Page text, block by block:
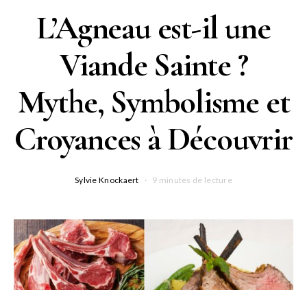
L’Agneau est-il une
Viande Sainte ?
Mythe, Symbolisme et
Croyances à Découvrir
Sylvie Knockaert 9 minutes de lecture